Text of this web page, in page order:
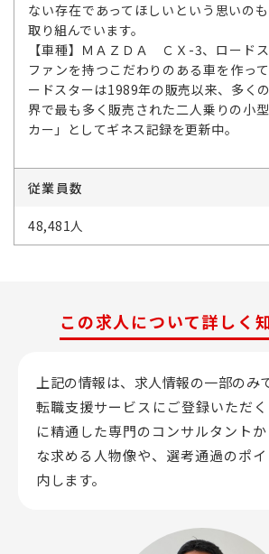
ない存在であってほしいという思いの
取り組んでいます。
【車種】ＭＡＺＤＡ ＣＸ-3、ロード
ファンを持つこだわりのある車を作っ
ードスターは1989年の販売以来、多く
界で最も多く販売された二人乗りの小
カー」としてギネス記録を更新中。
従業員数
48,481人
この求人について詳しく
上記の情報は、求人情報の一部のみ
転職支援サービスにご登録いただ
に精通した専門のコンサルタントか
な求める人物像や、選考通過のポ
内します。